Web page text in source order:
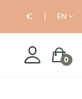
€ EN
0